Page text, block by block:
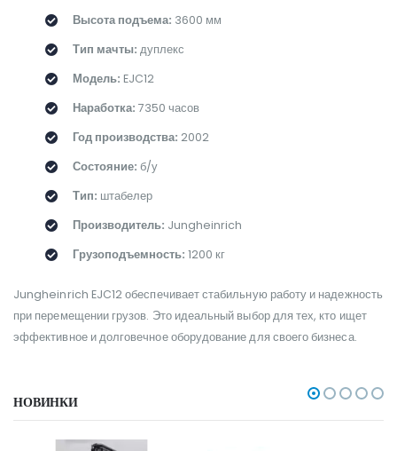
Высота подъема: 3600 мм
Тип мачты: дуплекс
Модель: EJC12
Наработка: 7350 часов
Год производства: 2002
Состояние: б/у
Тип: штабелер
Производитель: Jungheinrich
Грузоподъемность: 1200 кг
Jungheinrich EJC12 обеспечивает стабильную работу и надежность
при перемещении грузов. Это идеальный выбор для тех, кто ищет
эффективное и долговечное оборудование для своего бизнеса.
НОВИНКИ